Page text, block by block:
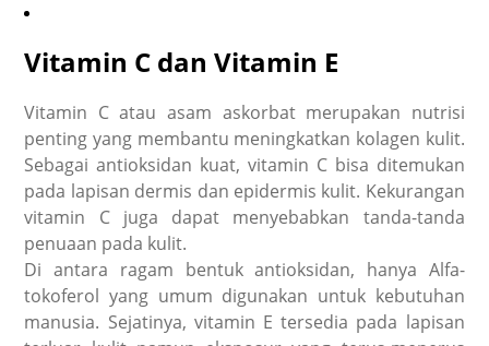
Vitamin C dan Vitamin E
Vitamin C atau asam askorbat merupakan nutrisi
penting yang membantu meningkatkan kolagen kulit.
Sebagai antioksidan kuat, vitamin C bisa ditemukan
pada lapisan dermis dan epidermis kulit. Kekurangan
vitamin C juga dapat menyebabkan tanda-tanda
penuaan pada kulit.
Di antara ragam bentuk antioksidan, hanya Alfa-
tokoferol yang umum digunakan untuk kebutuhan
manusia. Sejatinya, vitamin E tersedia pada lapisan